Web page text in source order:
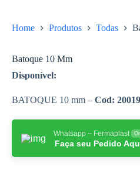
Home Produtos Todas
Batoque 10 Mm
Disponível:
BATOQUE 10 mm – Cod: 20019
Whatsapp – Fermaplast
Faça seu Pedido